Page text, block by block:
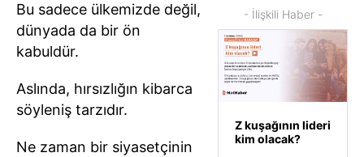
- İlişkili Haber -
Z kuşağının lideri
kim olacak?
Bu sadece ülkemizde değil,
dünyada da bir ön
kabuldür.
Aslında, hırsızlığın kibarca
söyleniş tarzıdır.
Ne zaman bir siyasetçinin